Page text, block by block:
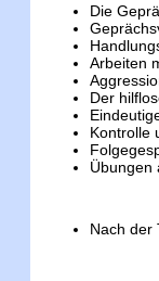
Die
Arbeiten
Der
Kontrolle
Übungen
Nach der